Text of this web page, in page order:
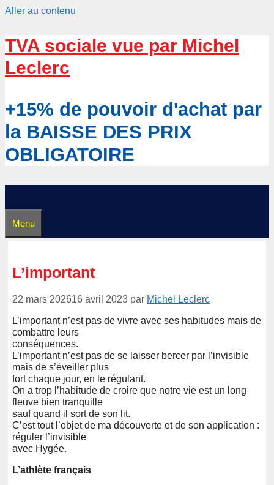
Aller au contenu
TVA sociale vue par Michel
Leclerc
+15% de pouvoir d'achat par
la BAISSE DES PRIX
OBLIGATOIRE
Menu
L’important
22 mars 202616 avril 2023 par Michel Leclerc
L’important n’est pas de vivre avec ses habitudes mais de
combattre leurs
conséquences.
L’important n’est pas de se laisser bercer par l’invisible
mais de s’éveiller plus
fort chaque jour, en le régulant.
On a trop l’habitude de croire que notre vie est un long
fleuve bien tranquille
sauf quand il sort de son lit.
C’est tout l’objet de ma découverte et de son application :
réguler l’invisible
avec Hygée.
L’athlète français